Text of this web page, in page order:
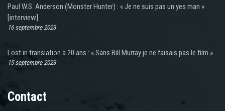
Paul W.S. Anderson (Monster Hunter) : « Je ne suis pas un yes man »
[interview]
16 septembre 2023
Lost in translation a 20 ans : « Sans Bill Murray je ne faisais pas le film »
15 septembre 2023
Contact